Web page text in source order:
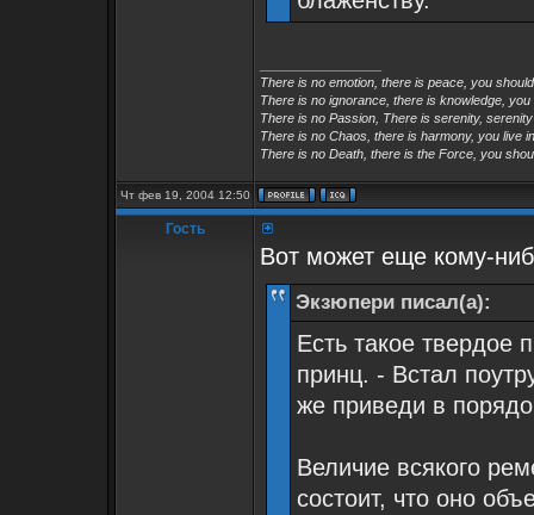
There is no emotion, there is peace, you
There is no ignorance, there is knowledge,
There is no Passion, There is serenity,
There is no Chaos, there is harmony, you live
There is no Death, there is the Force, you
Чт фев 19, 2004 12:50
Гость
Вот может еще кому-
Экзюпери писал(а):
Есть такое твердое
принц. - Встал
же приведи в
Величие всякого
состоит, что оно